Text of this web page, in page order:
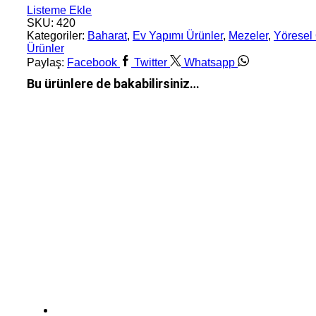
Listeme Ekle
SKU: 420
Kategoriler: Baharat, Ev Yapımı Ürünler, Mezeler, Yöresel
Ürünler
Paylaş: Facebook Twitter Whatsapp
Bu ürünlere de bakabilirsiniz…